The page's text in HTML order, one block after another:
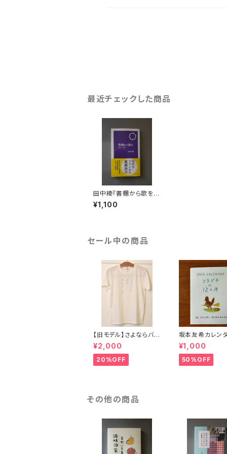
最近チェックした商品
田中綾『書棚から歌を 2
021-2025』
¥1,100
セール中の商品
【旧モデル】さよならバ
グ・チルドレン（Tanka
T-shirt）
¥2,000
20%OFF
坂本友希カレン
ラプチの１２ヶ月
¥1,000
50%OFF
その他の商品